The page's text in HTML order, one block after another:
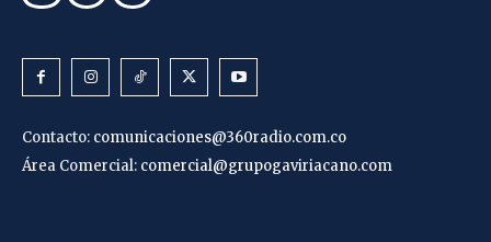
Contacto: comunicaciones@360radio.com.co
Área Comercial: comercial@grupogaviriacano.com